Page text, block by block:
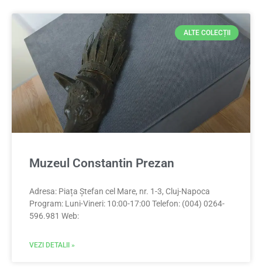
ALTE COLECȚII
Muzeul Constantin Prezan
Adresa: Piața Ștefan cel Mare, nr. 1-3, Cluj-Napoca
Program: Luni-Vineri: 10:00-17:00 Telefon: (004) 0264-
596.981 Web:
VEZI DETALII »